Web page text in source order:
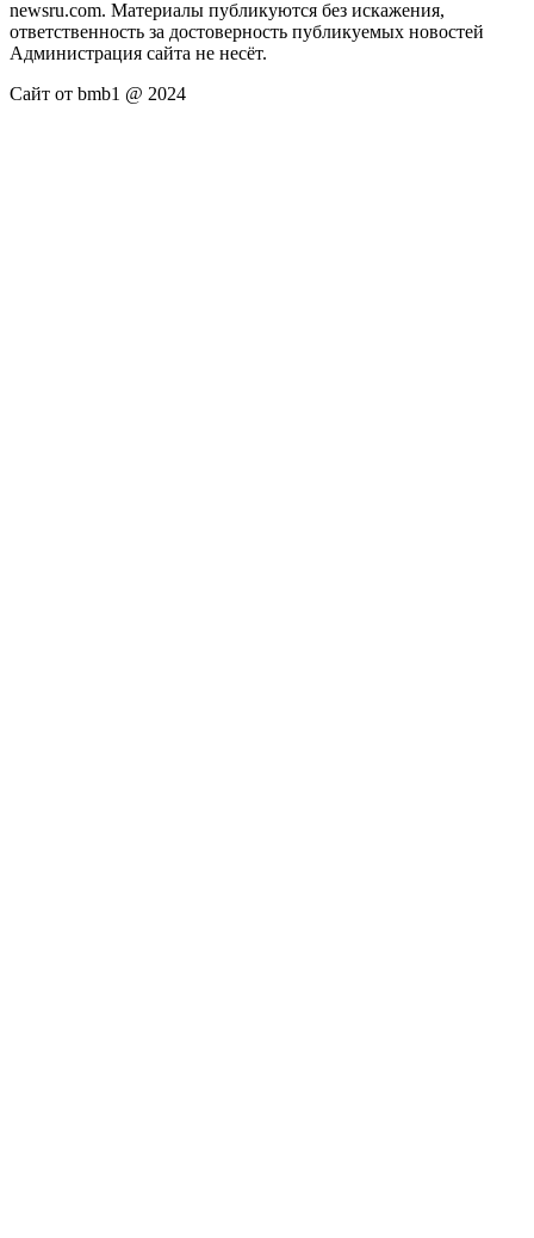
newsru.com. Материалы публикуются без искажения,
ответственность за достоверность публикуемых новостей
Администрация сайта не несёт.
Сайт от bmb1 @ 2024